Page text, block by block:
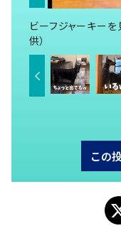
ビーフジャーキー
供）
この